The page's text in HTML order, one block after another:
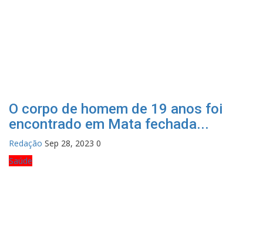
O corpo de homem de 19 anos foi
encontrado em Mata fechada...
Redação Sep 28, 2023 0
Saúde